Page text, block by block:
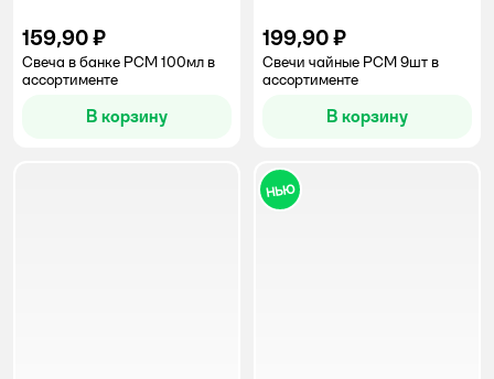
159,90 ₽
Свеча в банке РСМ 100мл в
ассортименте
В корзину
199,90 ₽
Свечи чайные РСМ 9шт в
ассортименте
В корзину